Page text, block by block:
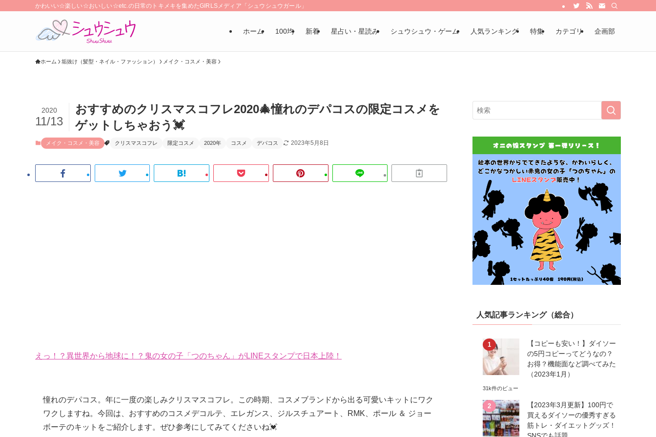
かわいい☆楽しい☆おいしい☆etc.の日常のトキメキを集めたGIRLSメディア「シュウシュウガール」
ホーム 100均 新着 星占い・星読み シュウシュウ・ゲーム 人気ランキング 特集 カテゴリ 企画部
ホーム 垢抜け（髪型・ネイル・ファッション） メイク・コスメ・美容
おすすめのクリスマスコフレ2020🎄憧れのデパコスの限定コスメを
ゲットしちゃおう💓
2020
11/13
メイク・コスメ・美容 クリスマスコフレ 限定コスメ 2020年 コスメ デパコス 2023年5月8日
えっ！？異世界から地球に！？鬼の女の子「つのちゃん」がLINEスタンプで日本上陸！
憧れのデパコス。年に一度の楽しみクリスマスコフレ。この時期、コスメブランドから出る可愛いキットにワク
ワクしますね。今回は、おすすめのコスメデコルテ、エレガンス、ジルスチュアート、RMK、ポール ＆ ジョー
ボーテのキットをご紹介します。ぜひ参考にしてみてくださいね💓
人気記事ランキング（総合）
【コピーも安い！】ダイソー
の5円コピーってどうなの？
お得？機能面など調べてみた
（2023年1月）
31k件のビュー
【2023年3月更新】100円で
買えるダイソーの優秀すぎる
筋トレ・ダイエットグッズ！